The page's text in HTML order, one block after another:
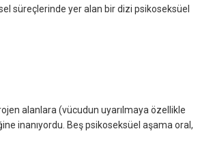
süreçlerinde yer alan bir dizi psikoseksüel
alanlara (vücudun uyarılmaya özellikle
inanıyordu. Beş psikoseksüel aşama oral,